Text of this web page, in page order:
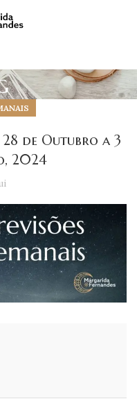
28 de Outubro a 3
2024